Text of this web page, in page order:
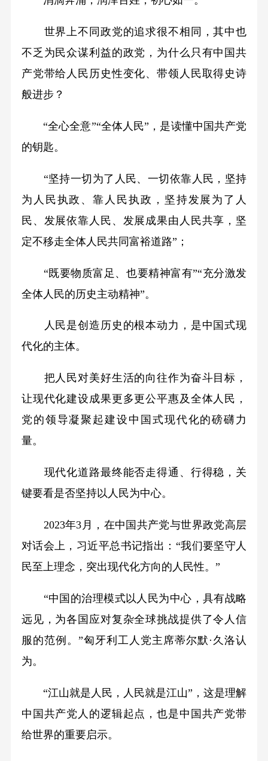
世界上不同政党的追求很不相同，其中也
不乏为民众谋利益的政党，为什么只有中国共
产党带给人民历史性变化、带领人民取得史诗
般进步？
“全心全意”“全体人民”，是读懂中国共产党
的钥匙。
“坚持一切为了人民、一切依靠人民，坚持
为人民执政、靠人民执政，坚持发展为了人
民、发展依靠人民、发展成果由人民共享，坚
定不移走全体人民共同富裕道路”；
“既要物质富足、也要精神富有”“充分激发
全体人民的历史主动精神”。
人民是创造历史的根本动力，是中国式现
代化的主体。
把人民对美好生活的向往作为奋斗目标，
让现代化建设成果更多更公平惠及全体人民，
党的领导凝聚起建设中国式现代化的磅礴力
量。
现代化道路最终能否走得通、行得稳，关
键要看是否坚持以人民为中心。
2023年3月，在中国共产党与世界政党高层
对话会上，习近平总书记指出：“我们要坚守人
民至上理念，突出现代化方向的人民性。”
“中国的治理模式以人民为中心，具有战略
远见，为各国应对复杂全球挑战提供了令人信
服的范例。”匈牙利工人党主席蒂尔默·久洛认
为。
“江山就是人民，人民就是江山”，这是理解
中国共产党人的逻辑起点，也是中国共产党带
给世界的重要启示。